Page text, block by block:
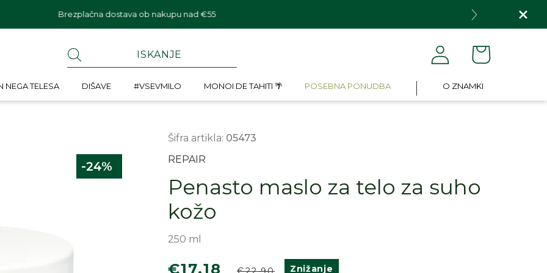
Brezplačna dostava ob nakupu nad €55
Prijava
NEGA TELESA DIŠAVE #VSEVMILO MONOI DE TAHITI 🌴 POSEBNA PONUDBA O ZNAMKI
-24%
Šifra artikla: 05473
REPAIR
Penasto maslo za telo za suho
kožo
250 ml
Znižana
€17,18
RednaZnižanje